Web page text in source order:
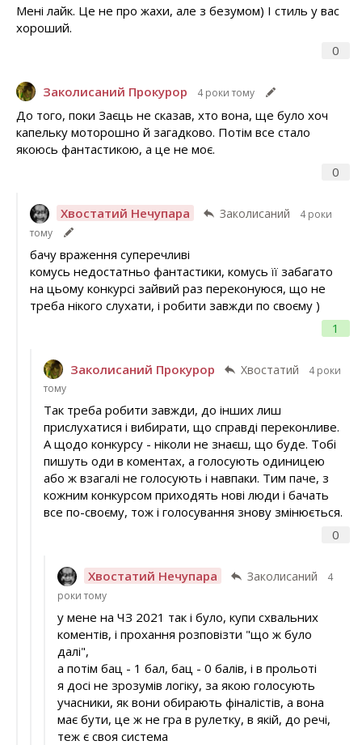
0
Мені лайк. Це не про жахи, але з безумом) І стиль у вас
хороший.
Заколисаний Прокурор 4 роки тому
0
До того, поки Заєць не сказав, хто вона, ще було хоч
капельку моторошно й загадково. Потім все стало
якоюсь фантастикою, а це не моє.
Хвостатий Нечупара Заколисаний
4 роки
тому
1
бачу враження суперечливі
комусь недостатньо фантастики, комусь її забагато
на цьому конкурсі зайвий раз переконуюся, що не
треба нікого слухати, і робити завжди по своєму )
Заколисаний Прокурор Хвостатий
4 роки
тому
0
Так треба робити завжди, до інших лиш
прислухатися і вибирати, що справді переконливе.
А щодо конкурсу - ніколи не знаєш, що буде. Тобі
пишуть оди в коментах, а голосують одиницею
або ж взагалі не голосують і навпаки. Тим паче, з
кожним конкурсом приходять нові люди і бачать
все по-своєму, тож і голосування знову змінюється.
Хвостатий Нечупара Заколисаний
4
роки тому
у мене на ЧЗ 2021 так і було, купи схвальних
коментів, і прохання розповізти "що ж було
далі",
а потім бац - 1 бал, бац - 0 балів, і в прольоті
я досі не зрозумів логіку, за якою голосують
учасники, як вони обирають фіналістів, а вона
має бути, це ж не гра в рулетку, в якій, до речі,
теж є своя система